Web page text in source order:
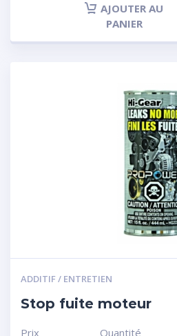
AJOUTER AU
PANIER
ADDITIF / ENTRETIEN
Stop fuite moteur
Prix Quantité